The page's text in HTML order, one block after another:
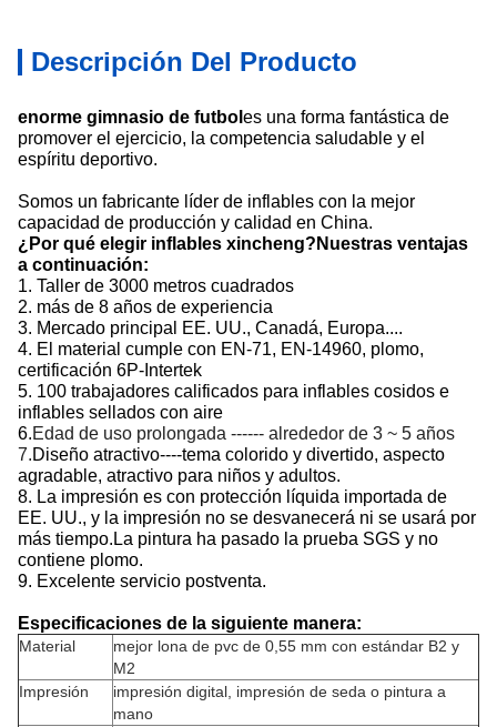
Descripción Del Producto
enorme gimnasio de futbol es una forma fantástica de
promover el ejercicio, la competencia saludable y el
espíritu deportivo.
Somos un fabricante líder de inflables con la mejor
capacidad de producción y calidad en China.
¿Por qué elegir inflables xincheng?Nuestras ventajas
a continuación:
1. Taller de 3000 metros cuadrados
2. más de 8 años de experiencia
3. Mercado principal EE. UU., Canadá, Europa....
4. El material cumple con EN-71, EN-14960, plomo,
certificación 6P-Intertek
5. 100 trabajadores calificados para inflables cosidos e
inflables sellados con aire
6.Edad de uso prolongada ------ alrededor de 3 ~ 5 años
7.Diseño atractivo----tema colorido y divertido, aspecto
agradable, atractivo para niños y adultos.
8. La impresión es con protección líquida importada de
EE. UU., y la impresión no se desvanecerá ni se usará por
más tiempo.La pintura ha pasado la prueba SGS y no
contiene plomo.
9. Excelente servicio postventa.
Especificaciones de la siguiente manera:
Material
mejor lona de pvc de 0,55 mm con estándar B2 y
M2
Impresión
impresión digital, impresión de seda o pintura a
mano